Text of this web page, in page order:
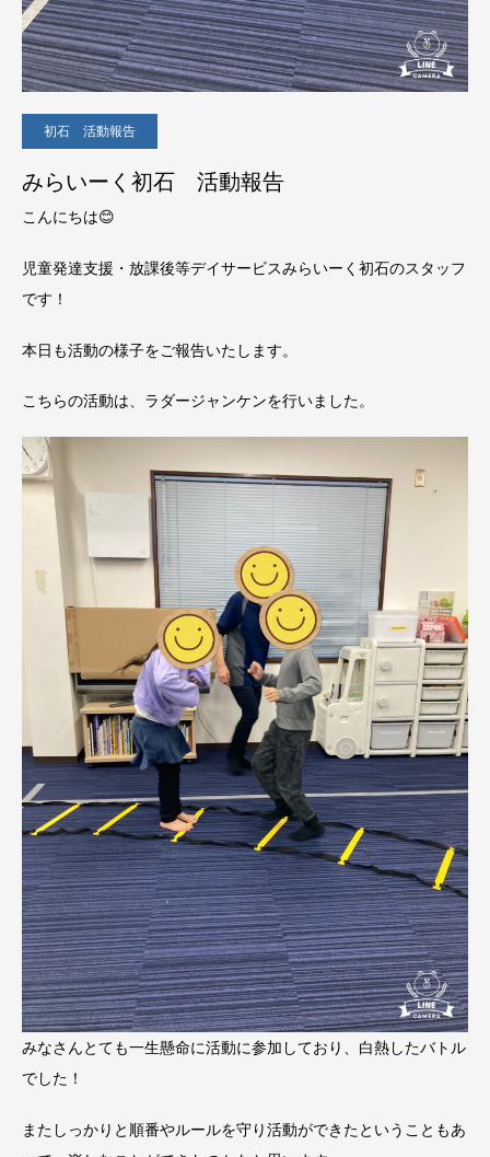
初石 活動報告
みらいーく初石 活動報告
こんにちは😊
児童発達支援・放課後等デイサービスみらいーく初石のスタッフ
です！
本日も活動の様子をご報告いたします。
こちらの活動は、ラダージャンケンを行いました。
みなさんとても一生懸命に活動に参加しており、白熱したバトル
でした！
またしっかりと順番やルールを守り活動ができたということもあ